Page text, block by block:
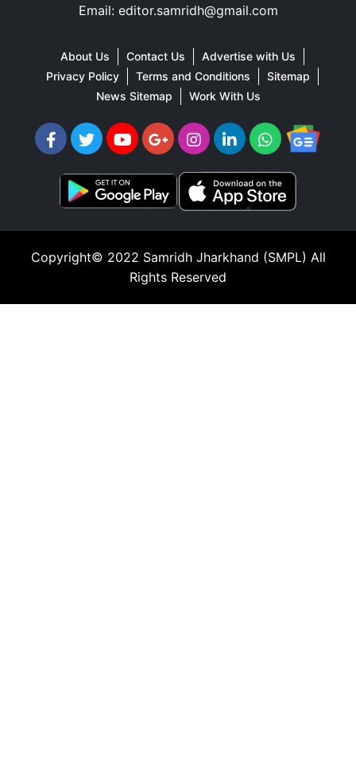
Email: editor.samridh@gmail.com
About Us Contact Us
Advertise with Us
Privacy Policy
Terms and Conditions
Sitemap
News Sitemap
Work With Us
Copyright© 2022 Samridh Jharkhand (SMPL) All
Rights Reserved